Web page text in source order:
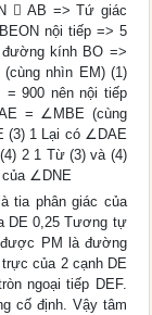
 AB => Tứ giác
nội tiếp => 5
kính BO =>
nhìn EM) (1)
900 nên nội tiếp
= ∠MBE (cùng
(3) 1 Lại có ∠DAE
2 1 Từ (3) và (4)
∠DNE
tia phân giác của
DE 0,25 Tương tự
PM là đường
của 2 cạnh DE
ngoại tiếp DEF.
cố định. Vậy tâm